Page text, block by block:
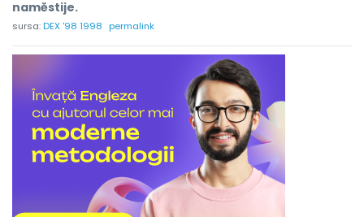
namĕstije.
sursa:DEX '98 1998 permalink